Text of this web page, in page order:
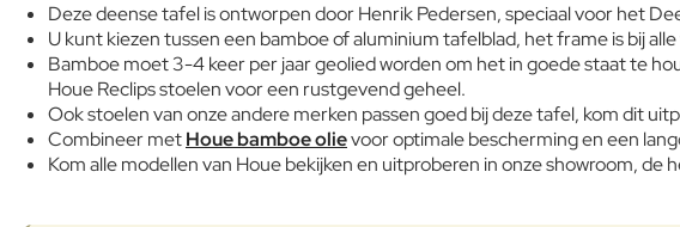
Deze deense tafel is ontworpen door Henrik Pedersen, speciaal voor het
U kunt kiezen tussen een bamboe of aluminium tafelblad, het frame is bij
Bamboe moet 3-4 keer per jaar geolied worden om het in goede staat te
Houe Reclips stoelen voor een rustgevend geheel.
Ook stoelen van onze andere merken passen goed bij deze tafel, kom dit
Combineer metHoue bamboe olievoor optimale bescherming en een
Kom alle modellen van Houe bekijken en uitproberen in onze showroom, de